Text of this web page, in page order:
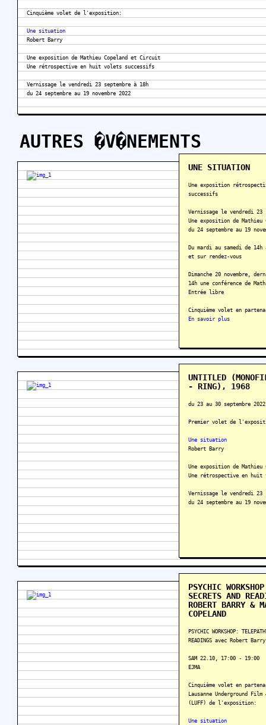
Cinquième volet de l'exposition:
Une situation
Robert Barry
Une exposition de Mathieu Copeland et Circuit
Une rétrospective en huit volets successifs
Vernissage le vendredi 23 septembre à 18h
du 24 septembre au 19 novembre 2022
AUTRES �V�NEMENTS
UNE SITUATION
Une exposition
successifs
Vernissage le vendredi 23
Une exposition de
du 24 septembre au 19
Du mardi au samedi de 14h
et sur rendez-vous
Dimanche 20 novembre,
14h une conférence de
Entrée libre
Cinquième volet en
En savoir plus
UNTITLED
- RING), 1968
du 23 au 30 septembre
Premier volet de
Une situation
Robert Barry
Une exposition de
Une rétrospective en huit
Vernissage le vendredi 23
du 24 septembre au 19
PSYCHIC
SECRETS AND
ROBERT BARRY &
COPELAND
PSYCHIC WORKSHOP:
READINGS avec Robert
SAM 22.10, 17:00 - 19:00
EJMA
Cinquième volet en
Lausanne Underground
(LUFF) de l'exposition:
Une situation